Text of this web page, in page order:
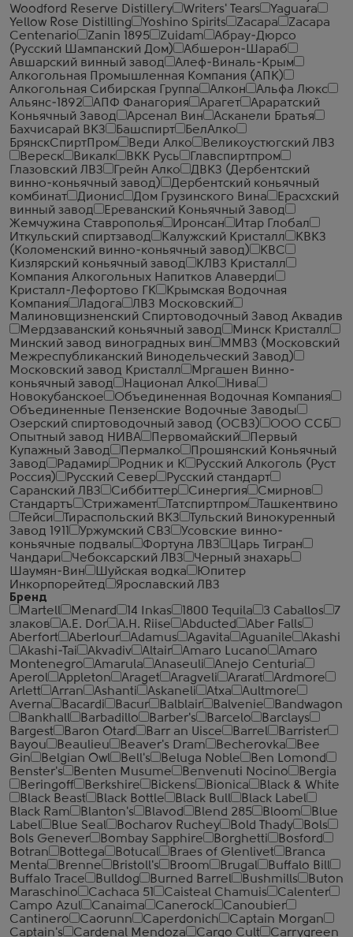
Woodford Reserve Distillery
Writers' Tears
Yaguara
Yellow Rose Distilling
Yoshino Spirits Zacapa
Zacapa
Centenario
Zanin 1895 Zuidam
Абрау-Дюрсо
(Русский Шампанский Дом)
Абшерон-Шараб
Авшарский винный завод
Алеф-Виналь-Крым
Алкогольная Промышленная Компания (АПК)
Алкогольная Сибирская Группа
Алкон
Альфа Люкс
Альянс-1892
АПФ Фанагория Арагет
Араратский
Коньячный Завод
Арсенал Вин
Асканели Братья
Бахчисарай ВКЗ
Башспирт
БелАлко
БрянскСпиртПром
Веди Алко
Великоустюгский ЛВЗ
Вереск
Викалк ВКК Русь
Главспиртпром
Глазовский ЛВЗ
Грейн Алко
ДВКЗ (Дербентский
винно-коньячный завод)
Дербентский коньячный
комбинат
Дионис Дом Грузинского Вина
Ерасхский
винный завод
Ереванский Коньячный Завод
Жемчужина Ставрополья
Иронсан
Итар Глобал
Иткульский спиртзавод
Калужский Кристалл
КВКЗ
(Коломенский винно-коньячный завод)
КВС
Кизлярский коньячный завод
КЛВЗ Кристалл
Компания Алкогольных Напитков Алаверди
Кристалл-Лефортово ГК
Крымская Водочная
Компания
Ладога
ЛВЗ Московский
Малиновщизненский Спиртоводочный Завод Аквадив
Мердзаванский коньячный завод
Минск Кристалл
Минский завод виноградных вин
ММВЗ (Московский
Межреспубликанский Винодельческий Завод)
Московский завод Кристалл
Мргашен Винно-
коньячный завод
Национал Алко
Нива
Новокубанское
Объединенная Водочная Компания
Объединенные Пензенские Водочные Заводы
Озерский спиртоводочный завод (ОСВЗ)
ООО ССБ
Опытный завод НИВА
Первомайский
Первый
Купажный Завод
Пермалко
Прошянский Коньячный
Завод
Радамир Родник и К
Русский Алкоголь (Руст
Россия)
Русский Север
Русский стандарт
Саранский ЛВЗ
Сиббиттер Синергия
Смирнов
Стандартъ
Стрижамент Татспиртпром
Ташкентвино
Тейси
Тираспольский ВКЗ
Тульский Винокуренный
Завод 1911
Уржумский СВЗ
Усовские винно-
коньячные подвалы
Фортуна ЛВЗ
Царь Тигран
Чандари
Чебоксарский ЛВЗ
Черный знахарь
Шаумян-Вин
Шуйская водка
Юпитер
Инкорпорейтед
Ярославский ЛВЗ
Бренд
Martell
Menard 14 Inkas 1800 Tequila 3 Caballos
7
злаков
A.E. Dor A.H. Riise Abducted
Aber Falls
Aberfort
Aberlour Adamus Agavita Aguanile
Akashi
Akashi-Tai
Akvadiv Altair Amaro Lucano
Amaro
Montenegro
Amarula Anaseuli
Anejo Centuria
Aperol
Appleton Araget Aragveli Ararat
Ardmore
Arlett
Arran Ashanti Askaneli Atxa
Aultmore
Averna
Bacardi Bacur Balblair Balvenie
Bandwagon
Bankhall
Barbadillo Barber's Barcelo
Barclays
Bargest
Baron Otard Barr an Uisce Barrel
Barrister
Bayou
Beaulieu Beaver's Dram Becherovka
Bee
Gin
Belgian Owl Bell's Beluga Noble
Ben Lomond
Benster's
Benten Musume Benvenuti Nocino
Bergia
Beringoff
Berkshire Bickens Bionica
Black & White
Black Beast
Black Bottle Black Bull
Black Label
Black Ram
Blanton's Blavod Blend 285 Bloom
Blue
Label
Blue Seal Bocharov Ruchey Bold Thady
Bols
Bols Genever
Bombay Sapphire Borghetti
Bosford
Botran
Bottega Botucal Braes of Glenlivet
Branca
Menta
Brenne Bristoll's Broom Brugal
Buffalo Bill
Buffalo Trace
Bulldog Burned Barrel Bushmills
Buton
Maraschino
Cachaca 51 Caisteal Chamuis
Calenter
Campo Azul
Canaima Canerock
Canoubier
Cantinero
Caorunn Caperdonich
Captain Morgan
Captain's
Cardenal Mendoza Cargo Cult
Carrygreen